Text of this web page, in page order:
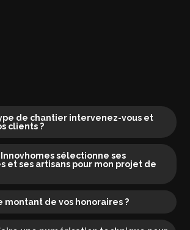
de chantier intervenez-vous et
clients ?
sélectionne ses
et ses artisans pour mon projet de
montant de vos honoraires ?